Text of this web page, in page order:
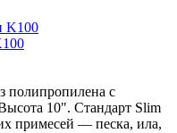
полипропилена с
10". Стандарт Slim
примесей — песка, ила,